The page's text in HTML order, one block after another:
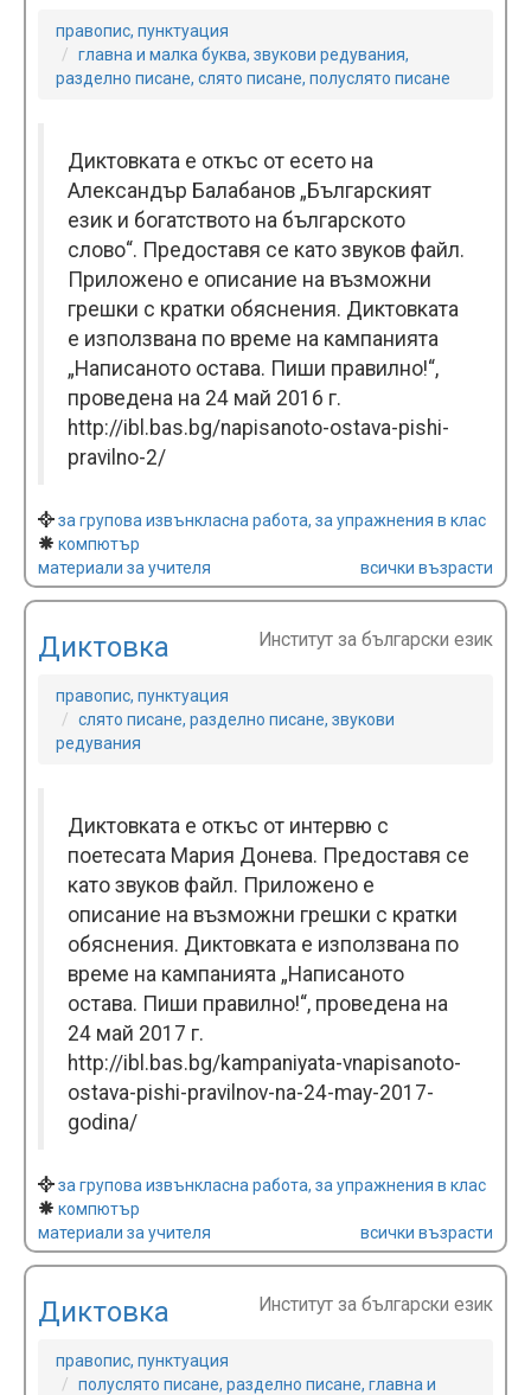
правопис, пунктуация
главна и малка буква, звукови редувания,
разделно писане, слято писане, полуслято писане
Диктовката е откъс от есето на
Александър Балабанов „Българският
език и богатството на българското
слово“. Предоставя се като звуков файл.
Прилoжено e описание на възможни
грешки с кратки обяснения. Диктовката
е използвана по време на кампанията
„Написаното остава. Пиши правилно!“,
проведена на 24 май 2016 г.
http://ibl.bas.bg/napisanoto-ostava-pishi-
pravilno-2/
за групова извънкласна работа, за упражнения в клас
компютър
материали за учителя
всички възрасти
Диктовка Институт за български език
правопис, пунктуация
слято писане, разделно писане, звукови
редувания
Диктовката е откъс от интервю с
поетесата Мария Донева. Предоставя се
като звуков файл. Приложено е
описание на възможни грешки с кратки
обяснения. Диктовката е използвана по
време на кампанията „Написаното
остава. Пиши правилно!“, проведена на
24 май 2017 г.
http://ibl.bas.bg/kampaniyata-vnapisanoto-
ostava-pishi-pravilnov-na-24-may-2017-
godina/
за групова извънкласна работа, за упражнения в клас
компютър
материали за учителя
всички възрасти
Диктовка Институт за български език
правопис, пунктуация
полуслято писане, разделно писане, главна и